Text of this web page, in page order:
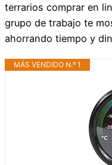
terrarios comprar en
grupo de trabajo te
ahorrando tiempo y
MÁS VENDIDO N.º 1